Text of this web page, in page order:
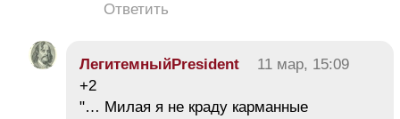
Ответить
ЛегитемныйPresident
11 мар, 15:09
+2
"… Милая я не краду карманные